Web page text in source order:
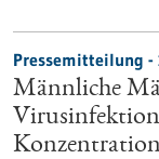
Pressemitteilung -
Männliche